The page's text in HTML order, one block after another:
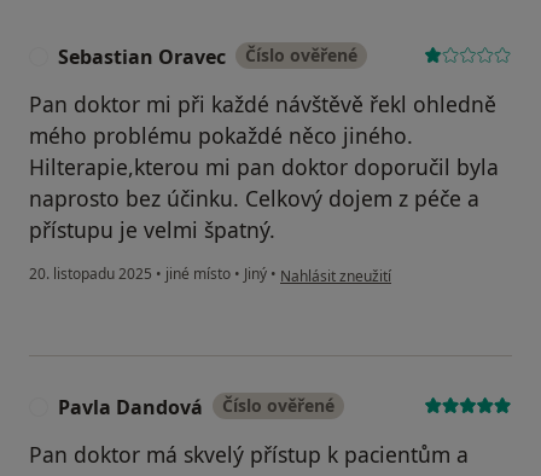
Sebastian Oravec Číslo ověřené
Pan doktor mi při každé návštěvě řekl ohledně
mého problému pokaždé něco jiného.
Hilterapie,kterou mi pan doktor doporučil byla
naprosto bez účinku. Celkový dojem z péče a
přístupu je velmi špatný.
20. listopadu 2025 • jiné místo • Jiný • podle názoru uživatele Sebastian
Nahlásit zneužití
Pavla Dandová Číslo ověřené
Pan doktor má skvelý přístup k pacientům a